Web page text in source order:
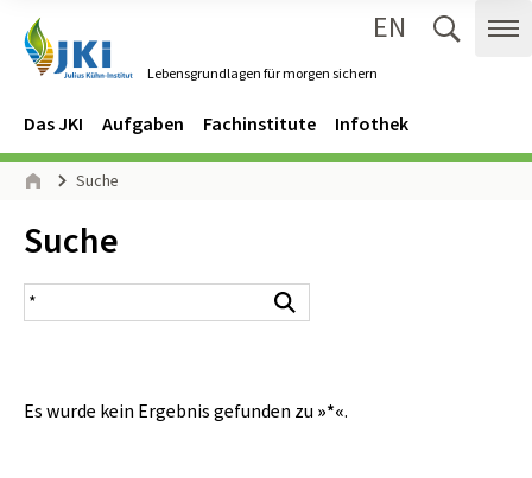
Lebensgrundlagen für morgen sichern
EN
Navigation
Hauptmenü
Das JKI Aufgaben Fachinstitute Infothek
Seitenpfad
Suche
Inhalt:
Suche
Suchergebnis
Es wurde kein Ergebnis gefunden zu »*«.